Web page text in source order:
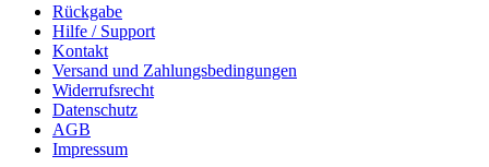
Rückgabe
Hilfe / Support
Kontakt
Versand und Zahlungsbedingungen
Widerrufsrecht
Datenschutz
AGB
Impressum